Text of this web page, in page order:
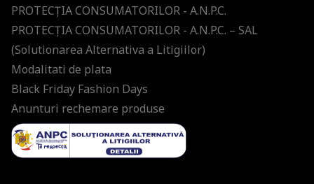
PROTECŢIA CONSUMATORILOR - A.N.P.C.
PROTECŢIA CONSUMATORILOR - A.N.P.C. – SAL
(Solutionarea Alternativa a Litigiilor)
Modalitati de plata
Black Friday Fashion Days
Anunturi rechemare produse